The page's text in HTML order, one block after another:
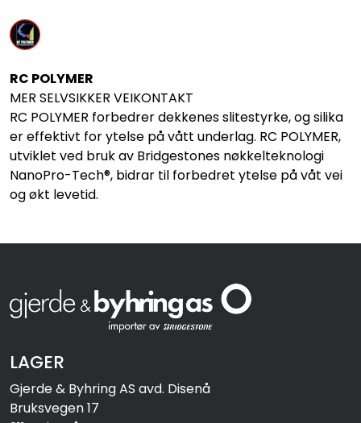
RC POLYMER
MER SELVSIKKER VEIKONTAKT
RC POLYMER forbedrer dekkenes slitestyrke, og silika
er effektivt for ytelse på vått underlag. RC POLYMER,
utviklet ved bruk av Bridgestones nøkkelteknologi
NanoPro-Tech®, bidrar til forbedret ytelse på våt vei
og økt levetid.
LAGER
Gjerde & Byhring AS avd. Disenå
Bruksvegen 17